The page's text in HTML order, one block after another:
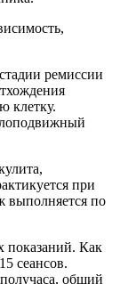
ремиссии
клетку.
при
выполняется по
показаний. Как
сеансов.
общий